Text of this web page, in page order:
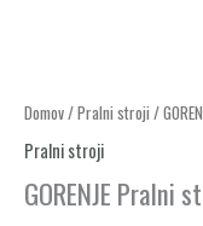
Domov/Pralni stroji /
Pralni stroji
GORENJE Pralni
GORENJE
Pralni
stroj
WNS84A2TWIFI